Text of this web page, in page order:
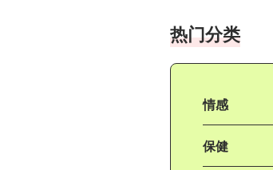
热门分类
情感
保健